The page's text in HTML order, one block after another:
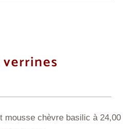
verrines
mousse chèvre basilic à 24,00